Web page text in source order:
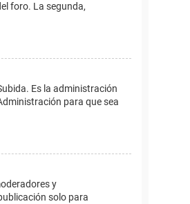
foro. La segunda,
Es la administración
para que sea
y
solo para